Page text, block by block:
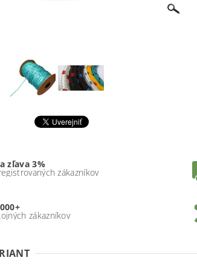
zľava 3%
zákazníkov
zákazníkov